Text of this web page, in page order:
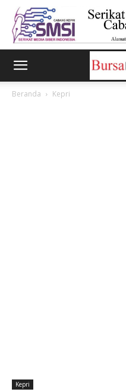
Beranda Kepri
Kepri